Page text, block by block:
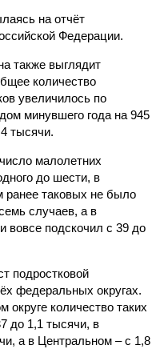
на отчёт
Федерации.
также выглядит
количество
увеличилось по
минувшего года на 945
тысячи.
малолетних
до шести, в
ранее таковых не было
случаев, а в
вовсе подскочил с 39 до
подростковой
федеральных округах.
количество таких
до 1,1 тысячи, в
а в Центральном – с 1,8